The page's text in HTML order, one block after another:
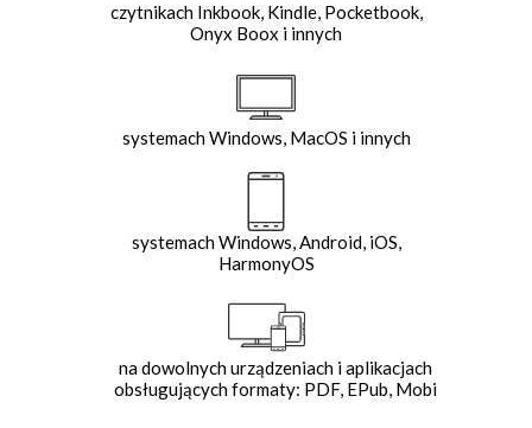
czytnikach Inkbook, Kindle, Pocketbook,
Onyx Boox i innych
systemach Windows, MacOS i innych
systemach Windows, Android, iOS,
HarmonyOS
na dowolnych urządzeniach i aplikacjach
obsługujących formaty: PDF, EPub, Mobi